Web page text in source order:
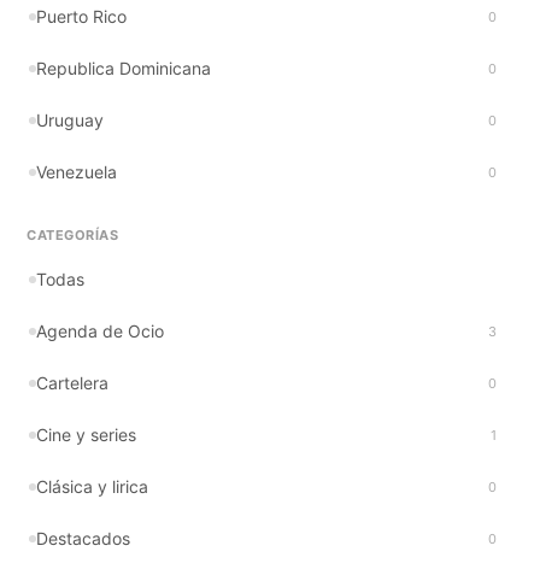
Puerto Rico 0
Republica Dominicana 0
Uruguay 0
Venezuela 0
CATEGORÍAS
Todas
Agenda de Ocio 3
Cartelera 0
Cine y series 1
Clásica y lirica 0
Destacados 0